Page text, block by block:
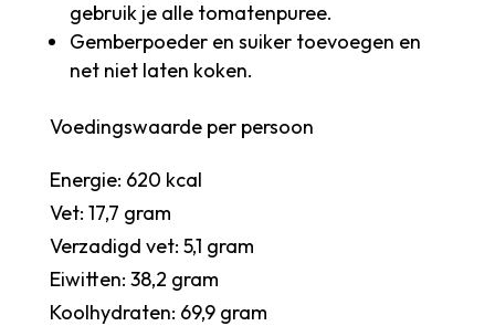
gebruik je alle tomatenpuree.
Gemberpoeder en suiker toevoegen en
net niet laten koken.
Voedingswaarde per persoon
Energie: 620 kcal
Vet: 17,7 gram
Verzadigd vet: 5,1 gram
Eiwitten: 38,2 gram
Koolhydraten: 69,9 gram